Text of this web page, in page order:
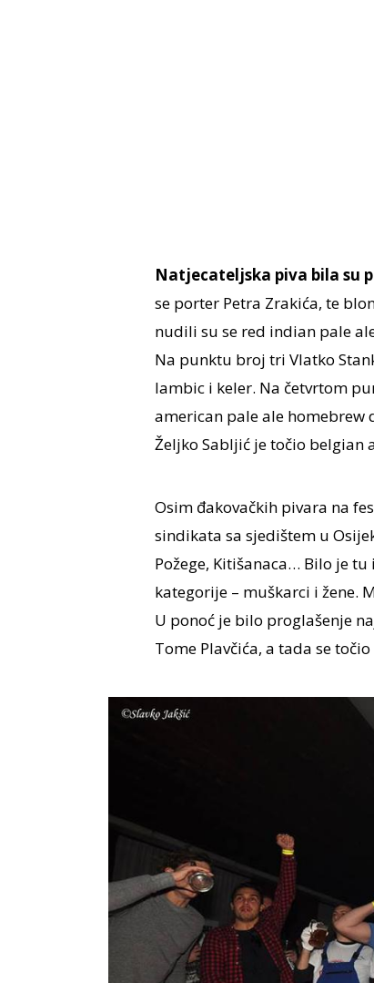
Natjecateljska piva bila su
se porter Petra Zrakića, te
nudili su se red indian pale
Na punktu broj tri Vlatko
lambic i keler. Na četvrtom
american pale ale homebrew
Željko Sabljić je točio belgian
Osim đakovačkih pivara na
sindikata sa sjedištem u
Požege, Kitišanaca… Bilo je tu i
kategorije – muškarci i žene.
U ponoć je bilo proglašenje
Tome Plavčića, a tada se